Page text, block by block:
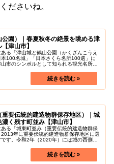
ださいね。
公園）｜春夏秋冬の絶景を眺める津
津山市】
る「津山城と鶴山公園（かくざんこうえ
本100名城」「日本さくら名所100選」に
市のシンボルとして知られる観光名所で
重要伝統的建造物群保存地区）｜城
く残す町並み【津山市】
ある「城東町並み（重要伝統的建造物群保
年に重要伝統的建造物群保存地区に選
す。令和2年（2020年）には城の西側に